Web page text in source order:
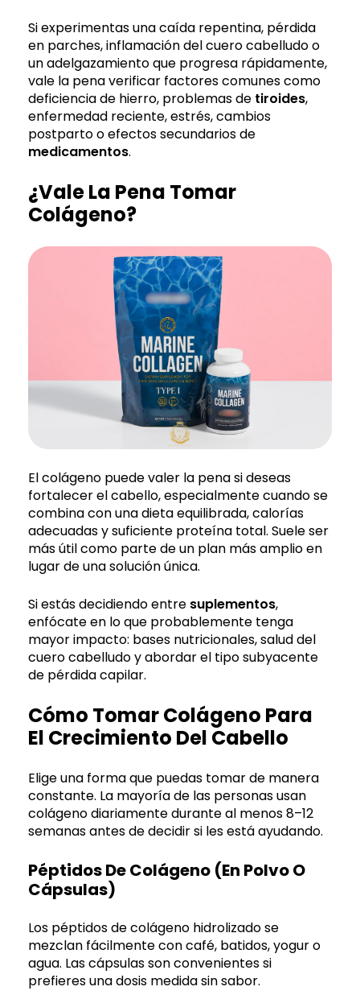
Si experimentas una caída repentina, pérdida
en parches, inflamación del cuero cabelludo o
un adelgazamiento que progresa rápidamente,
vale la pena verificar factores comunes como
deficiencia de hierro, problemas de tiroides,
enfermedad reciente, estrés, cambios
postparto o efectos secundarios de
medicamentos.
¿Vale La Pena Tomar
Colágeno?
El colágeno puede valer la pena si deseas
fortalecer el cabello, especialmente cuando se
combina con una dieta equilibrada, calorías
adecuadas y suficiente proteína total. Suele ser
más útil como parte de un plan más amplio en
lugar de una solución única.
Si estás decidiendo entre suplementos,
enfócate en lo que probablemente tenga
mayor impacto: bases nutricionales, salud del
cuero cabelludo y abordar el tipo subyacente
de pérdida capilar.
Cómo Tomar Colágeno Para
El Crecimiento Del Cabello
Elige una forma que puedas tomar de manera
constante. La mayoría de las personas usan
colágeno diariamente durante al menos 8–12
semanas antes de decidir si les está ayudando.
Péptidos De Colágeno (en Polvo O
Cápsulas)
Los péptidos de colágeno hidrolizado se
mezclan fácilmente con café, batidos, yogur o
agua. Las cápsulas son convenientes si
prefieres una dosis medida sin sabor.